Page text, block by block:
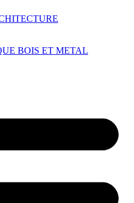
BOIS ET METAL